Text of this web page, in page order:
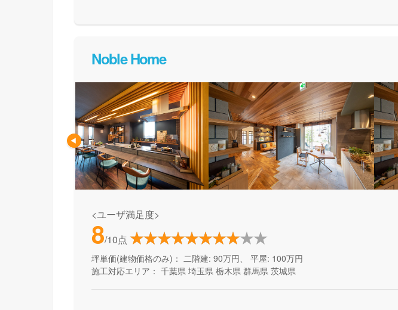
Noble Home
<ユーザ満足度>
8/10点
坪単価(建物価格のみ)： 二階建: 90万円、 平屋: 100万円
施工対応エリア： 千葉県 埼玉県 栃木県 群馬県 茨城県